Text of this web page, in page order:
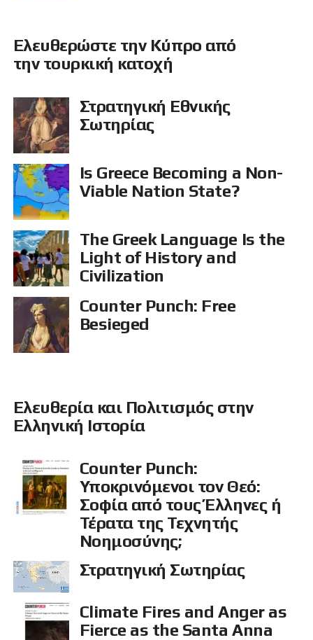
Ελευθερώστε την Κύπρο από
την τουρκική κατοχή
Στρατηγική Εθνικής
Σωτηρίας
Is Greece Becoming a Non-
Viable Nation State?
The Greek Language Is the
Light of History and
Civilization
Counter Punch: Free
Besieged
Ελευθερία και Πολιτισμός στην
Ελληνική Ιστορία
Counter Punch:
Υποκρινόμενοι τον Θεό:
Σοφία από τους Έλληνες ή
Τέρατα της Τεχνητής
Νοημοσύνης;
Στρατηγική Σωτηρίας
Climate Fires and Anger as
Fierce as the Santa Anna